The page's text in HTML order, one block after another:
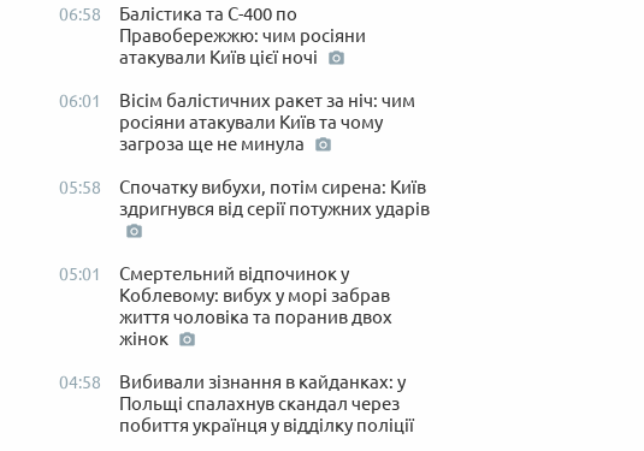
06:58
Балістика та С-400 по
Правобережжю: чим росіяни
атакували Київ цієї ночі
06:01
Вісім балістичних ракет за ніч: чим
росіяни атакували Київ та чому
загроза ще не минула
05:58
Спочатку вибухи, потім сирена: Київ
здригнувся від серії потужних ударів
05:01
Смертельний відпочинок у
Коблевому: вибух у морі забрав
життя чоловіка та поранив двох
жінок
04:58
Вибивали зізнання в кайданках: у
Польщі спалахнув скандал через
побиття українця у відділку поліції